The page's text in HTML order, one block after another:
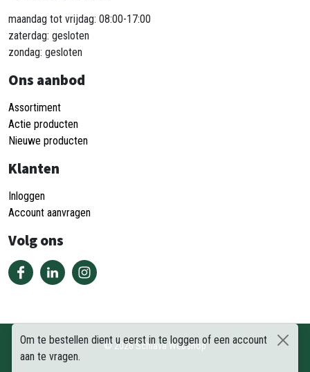
Om te bestellen dient u eerst in te loggen of een account
aan te vragen.
maandag tot vrijdag: 08:00-17:00
zaterdag: gesloten
zondag: gesloten
Ons aanbod
Assortiment
Actie producten
Nieuwe producten
Klanten
Inloggen
Account aanvragen
Volg ons
©2026Schiava Webshop